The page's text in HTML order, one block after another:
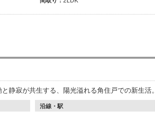
静寂が共生する、陽光溢れる角住戸での新生活。
沿線・駅